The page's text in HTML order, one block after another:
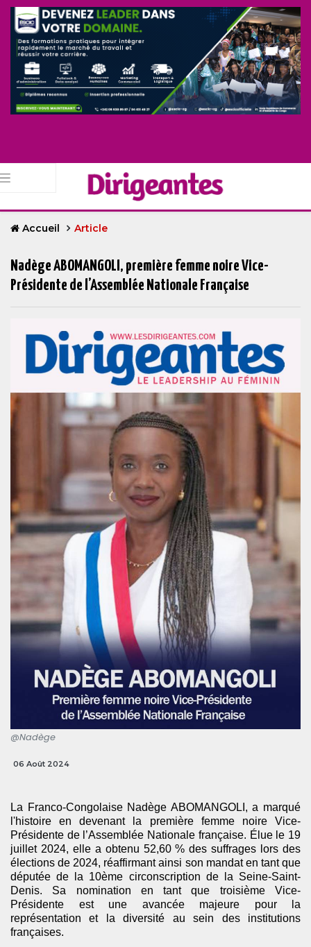
Accueil Article
Nadège ABOMANGOLI, première femme noire Vice-
Présidente de l’Assemblée Nationale Française
@Nadège
06 Août 2024
La Franco-Congolaise Nadège ABOMANGOLI, a marqué
l'histoire en devenant la première femme noire Vice-
Présidente de l’Assemblée Nationale française. Élue le 19
juillet 2024, elle a obtenu 52,60 % des suffrages lors des
élections de 2024, réaffirmant ainsi son mandat en tant que
députée de la 10ème circonscription de la Seine-Saint-
Denis. Sa nomination en tant que troisième Vice-
Présidente est une avancée majeure pour la
représentation et la diversité au sein des institutions
françaises.